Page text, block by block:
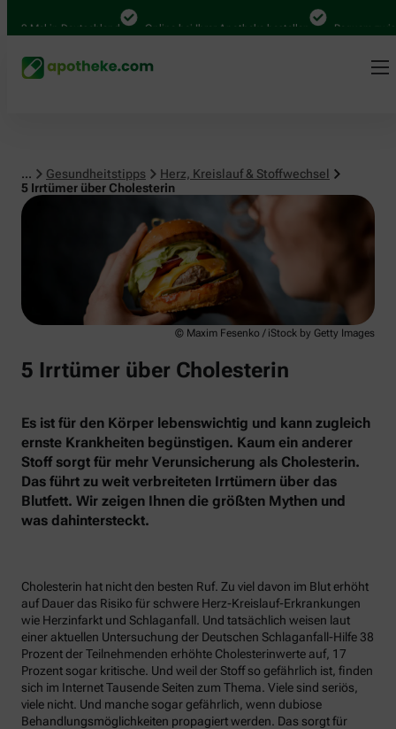
Mal in Deutschland Online bei Ihrer Apotheke bestellen Bequem
... Gesundheitstipps
Herz, Kreislauf & Stoffwechsel
5 Irrtümer über Cholesterin
Herz, Kreislauf & Stoffwechsel
© Maxim Fesenko / iStock by Getty Images
5 Irrtümer über Cholesterin
Es ist für den Körper lebenswichtig und kann zugleich
ernste Krankheiten begünstigen. Kaum ein anderer
Stoff sorgt für mehr Verunsicherung als Cholesterin.
Das führt zu weit verbreiteten Irrtümern über das
Blutfett. Wir zeigen Ihnen die größten Mythen und
was dahintersteckt.
Cholesterin hat nicht den besten Ruf. Zu viel davon im Blut erhöht
auf Dauer das Risiko für schwere Herz-Kreislauf-Erkrankungen
wie Herzinfarkt und Schlaganfall. Und tatsächlich weisen laut
einer aktuellen Untersuchung der Deutschen Schlaganfall-Hilfe 38
Prozent der Teilnehmenden erhöhte Cholesterinwerte auf, 17
Prozent sogar kritische. Und weil der Stoff so gefährlich ist, finden
sich im Internet Tausende Seiten zum Thema. Viele sind seriös,
viele nicht. Und manche sogar gefährlich, wenn dubiose
Behandlungsmöglichkeiten propagiert werden. Das sorgt für